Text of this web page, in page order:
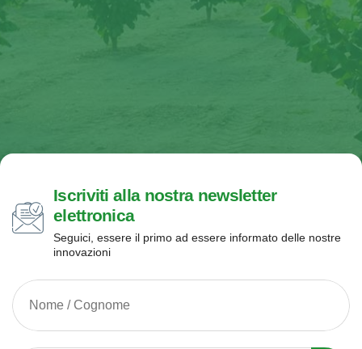
Iscriviti alla nostra newsletter
elettronica
Seguici, essere il primo ad essere informato delle nostre
innovazioni